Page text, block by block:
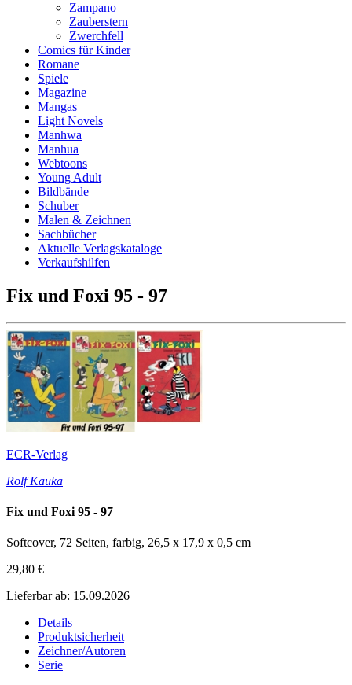
Zampano
Zauberstern
Zwerchfell
Comics für Kinder
Romane
Spiele
Magazine
Mangas
Light Novels
Manhwa
Manhua
Webtoons
Young Adult
Bildbände
Schuber
Malen & Zeichnen
Sachbücher
Aktuelle Verlagskataloge
Verkaufshilfen
Fix und Foxi 95 - 97
ECR-Verlag
Rolf Kauka
Fix und Foxi 95 - 97
Softcover, 72 Seiten, farbig, 26,5 x 17,9 x 0,5 cm
29,80 €
Lieferbar ab: 15.09.2026
Details
Produktsicherheit
Zeichner/Autoren
Serie